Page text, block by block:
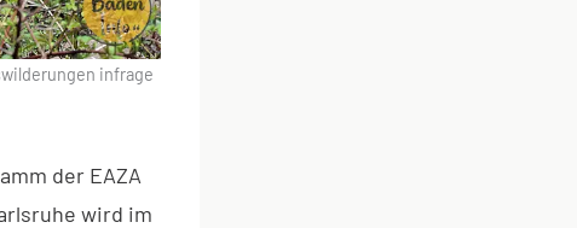
infrage
der EAZA
wird im